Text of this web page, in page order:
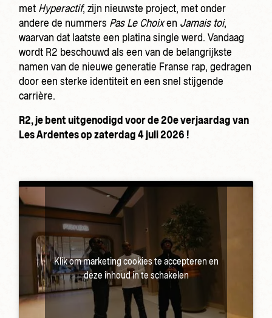
met Hyperactif, zijn nieuwste project, met onder
andere de nummers Pas Le Choixen Jamais toi,
waarvan dat laatste een platina single werd. Vandaag
wordt R2 beschouwd als een van de belangrijkste
namen van de nieuwe generatie Franse rap, gedragen
door een sterke identiteit en een snel stijgende
carrière.
R2, je bent uitgenodigd voor de 20e verjaardag van
Les Ardentes op zaterdag 4 juli 2026 !
Klik om marketing cookies te accepteren en
deze inhoud in te schakelen